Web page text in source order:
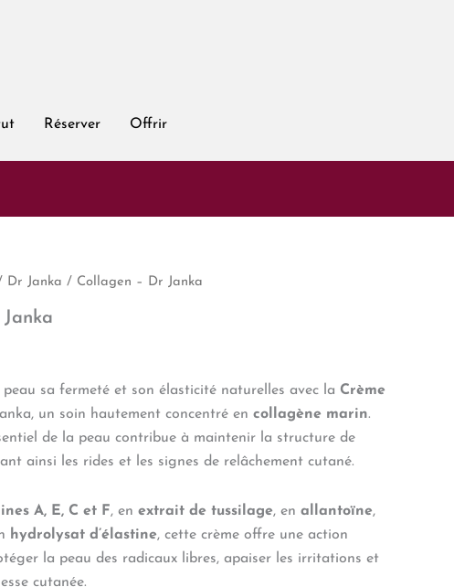
Réserver Offrir
Dr Janka / Collagen – Dr Janka
peau sa fermeté et son élasticité naturelles avec la Crème
un soin hautement concentré en collagène marin.
de la peau contribue à maintenir la structure de
ainsi les rides et les signes de relâchement cutané.
A, E, C et F, en extrait de tussilage, en allantoïne,
hydrolysat d’élastine, cette crème offre une action
la peau des radicaux libres, apaiser les irritations et
cutanée.